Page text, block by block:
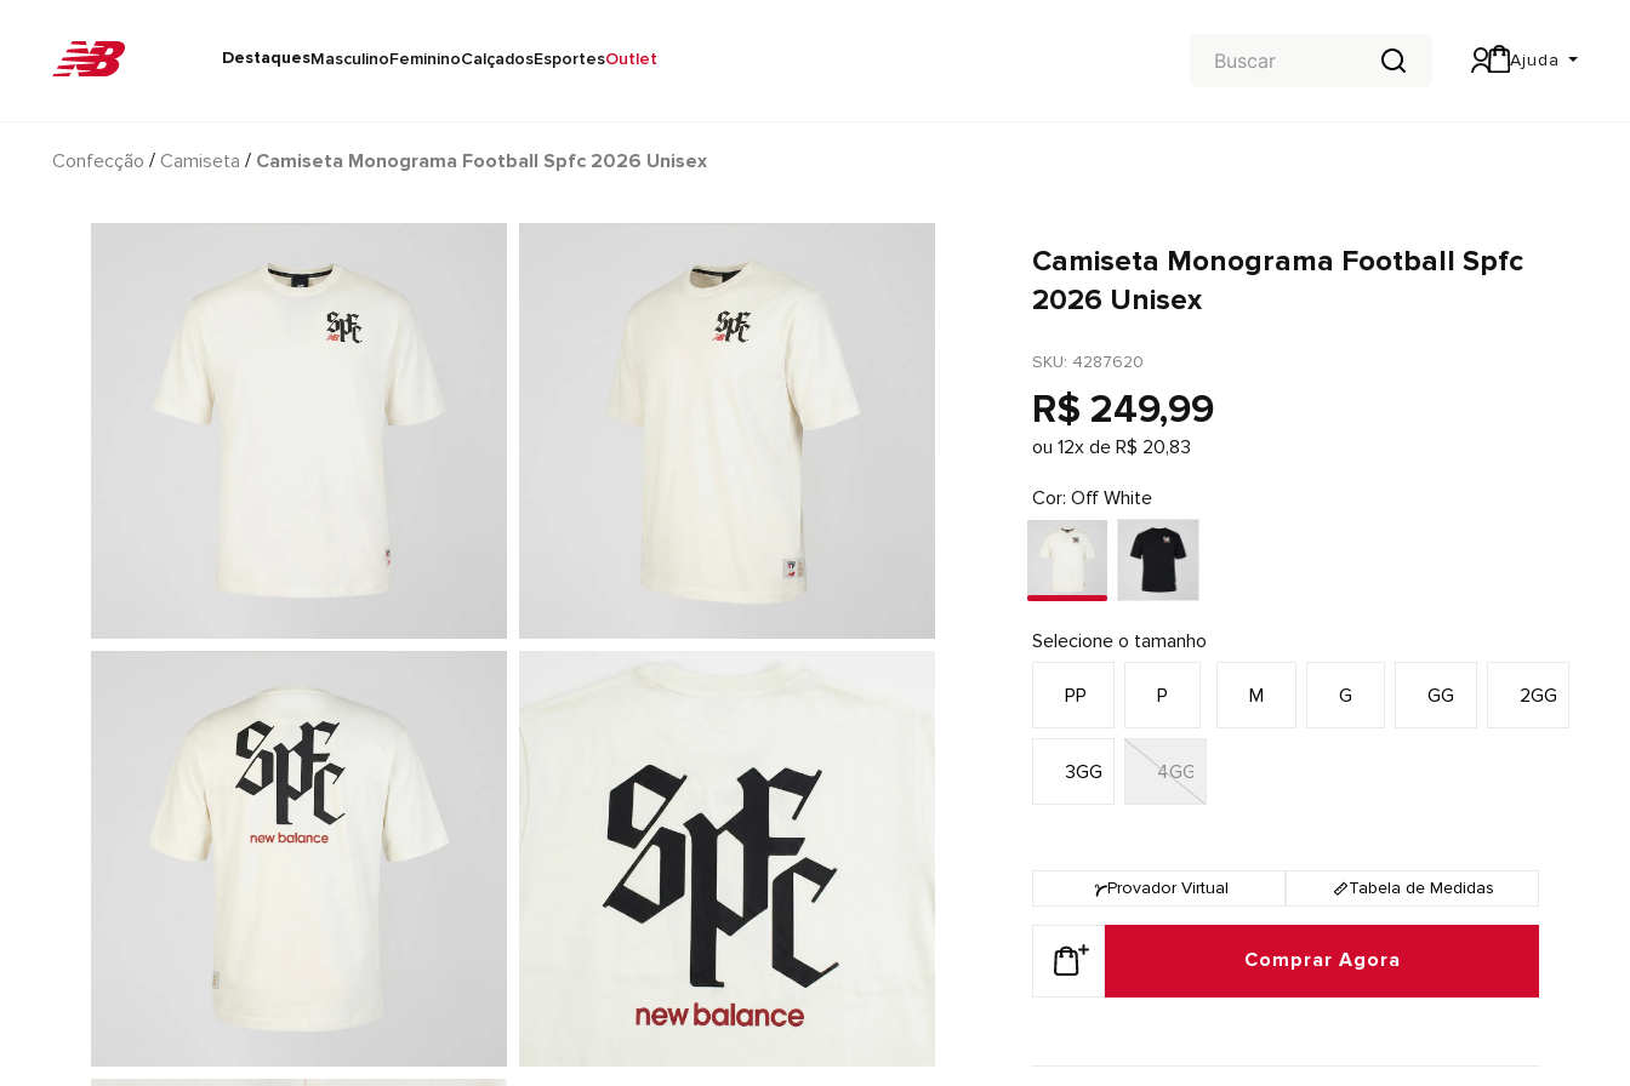
DestaquesMasculinoFemininoCalçadosEsportesOutlet Ajuda
Confecção Camiseta Camiseta Monograma Football Spfc 2026 Unisex
Camiseta Monograma Football Spfc
2026 Unisex
SKU: 4287620
R$ 249,99
ou12x deR$ 20,83
Cor Off White
Selecione o tamanho
2GG
3GG 4GG
G GG
M
P
PP
Provador Virtual Tabela de Medidas
Comprar Agora